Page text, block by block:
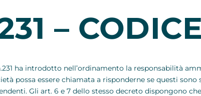
–
ha introdotto nell’ordinamento la responsabilità
possa essere chiamata a risponderne se questi
Gli art. 6 e 7 dello stesso decreto dispongono che